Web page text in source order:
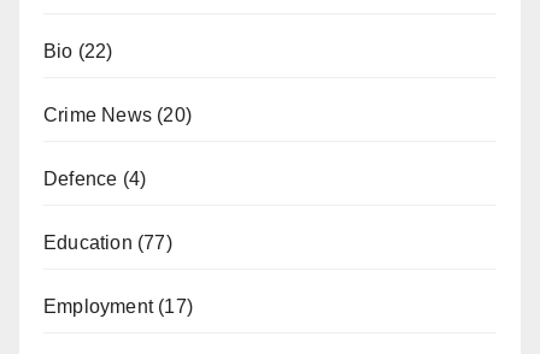
Bio (22)
Crime News (20)
Defence (4)
Education (77)
Employment(17)